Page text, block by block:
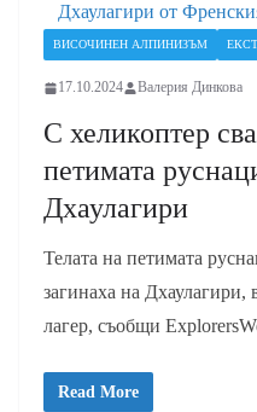
Дхаулагири от
ВИСОЧИНЕН АЛПИНИЗЪМ
17.10.2024 Валерия Динкова
С хеликоптер
петимата
Дхаулагири
Телата на петимата
загинаха на Дхаулагири,
лагер, съобщи
Read More